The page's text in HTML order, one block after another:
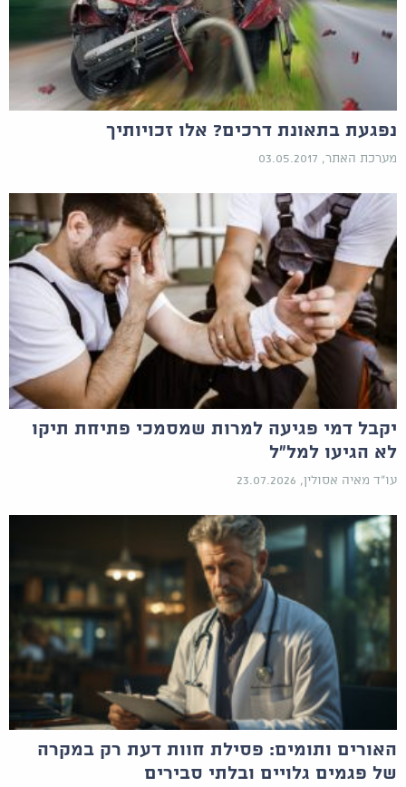
נפגעת בתאונת דרכים? אלו זכויותיך
מערכת האתר, 03.05.2017
יקבל דמי פגיעה למרות שמסמכי פתיחת תיקו
לא הגיעו למל"ל
עו"ד מאיה אסולין, 23.07.2026
האורים ותומים: פסילת חוות דעת רק במקרה
של פגמים גלויים ובלתי סבירים